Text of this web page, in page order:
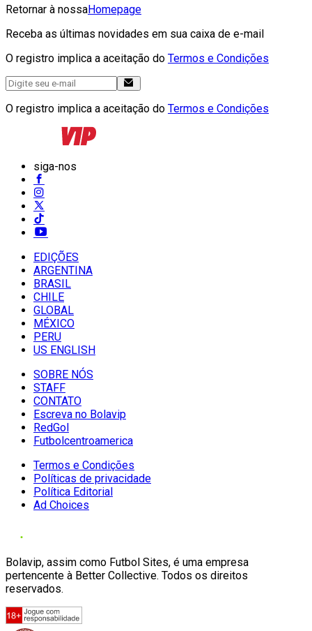
Retornar à nossaHomepage
Receba as últimas novidades em sua caixa de e-mail
O registro implica a aceitação do Termos e Condições
O registro implica a aceitação do Termos e Condições
siga-nos
EDIÇÕES
ARGENTINA
BRASIL
CHILE
GLOBAL
MÉXICO
PERU
US ENGLISH
SOBRE NÓS
STAFF
CONTATO
Escreva no Bolavip
RedGol
Futbolcentroamerica
Termos e Condições
Políticas de privacidade
Política Editorial
Ad Choices
Bolavip, assim como Futbol Sites, é uma empresa
pertencente à Better Collective. Todos os direitos
reservados.